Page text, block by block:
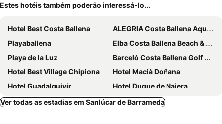
Estes hotéis também poderão interessá-lo...
Hotel Best Costa Ballena
ALEGRIA Costa Ballena Aquafun & Spa
Playaballena
Elba Costa Ballena Beach & Thalasso Resort
Playa de la Luz
Barceló Costa Ballena Golf & Spa
Hotel Best Village Chipiona
Hotel Macià Doñana
Hotel Guadalquivir
Hotel Duque de Najera
Hotel Vértice Chipiona Mar
Sercotel Cruz del Mar
Ver todas as estadias em Sanlúcar de Barrameda